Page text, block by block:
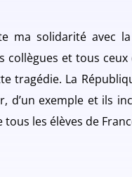
ma solidarité avec
collègues et tous
tragédie. La
d’un exemple et ils
les élèves de